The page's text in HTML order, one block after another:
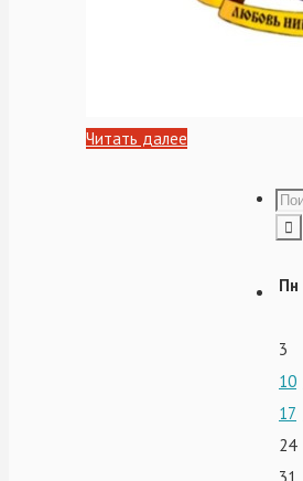
Читать далее
Пн
3
10
17
24